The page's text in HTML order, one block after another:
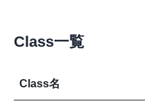
Class一覧
Class名